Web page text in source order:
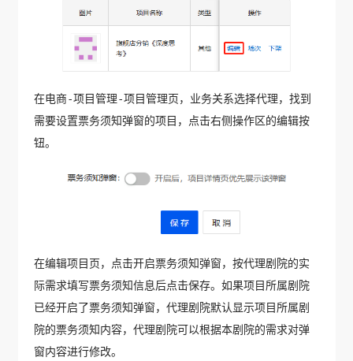
在电商-项目管理-项目管理页，业务关系选择代理，找到
需要设置票务须知弹窗的项目，点击右侧操作区的编辑按
钮。
在编辑项目页，点击开启票务须知弹窗，按代理剧院的实
际需求填写票务须知信息后点击保存。如果项目所属剧院
已经开启了票务须知弹窗，代理剧院默认显示项目所属剧
院的票务须知内容，代理剧院可以根据本剧院的需求对弹
窗内容进行修改。